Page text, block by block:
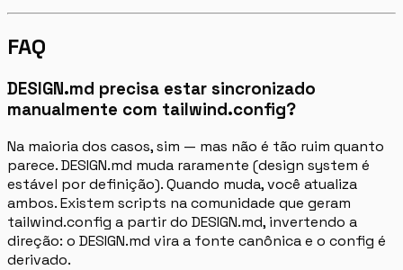
FAQ
DESIGN.md precisa estar sincronizado
manualmente com tailwind.config?
Na maioria dos casos, sim — mas não é tão ruim quanto
parece. DESIGN.md muda raramente (design system é
estável por definição). Quando muda, você atualiza
ambos. Existem scripts na comunidade que geram
tailwind.config a partir do DESIGN.md, invertendo a
direção: o DESIGN.md vira a fonte canônica e o config é
derivado.